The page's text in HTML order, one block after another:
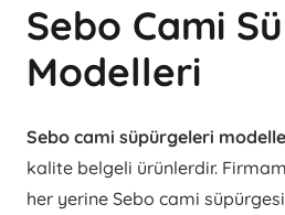
Sebo Cami
Modelleri
Sebo cami süpürgeleri
kalite belgeli ürünlerdir.
her yerine Sebo cami süpürgesi